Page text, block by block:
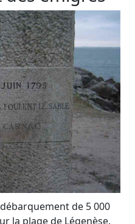
de 5 000
la plage de Légenèse.